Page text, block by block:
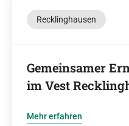
Recklinghausen
Gemeinsamer
im Vest
Mehr erfahren